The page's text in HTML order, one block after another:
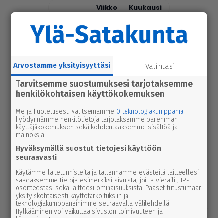
Viikko Kuukausi
uutinen6.8.2026 9.15
Seu­ra­kun­ta­ko­din ala­ker­rassa vesi­va­
tel­lään par­hail­laan uusiksi
uutinen6.8.2026 2.55
Elisa parantaa 5g-yhteyksiä Karviassa
ja Par­ka­nossa – seuraavan suku­pol­
ven tekniikka kolkuttaa jo ovella
uutinen5.8.2026 12.00
Pääl­lys­tys­työt hidas­ta­vat lii­ken­nettä
3-tiellä Ikaa­lis­ten suunnalla – syys­
kuussa uutta pintaa Kui­vas­jär­ven
suunnalle
Arvostamme yksityisyyttäsi Valintasi
Tarvitsemme suostumuksesi tarjotaksemme
henkilökohtaisen käyttökokemuksen
Me ja huolellisesti valitsemamme 0 teknologiakumppania
hyödynnämme henkilötietoja tarjotaksemme paremman
käyttäjäkokemuksen sekä kohdentaaksemme sisältöä ja
mainoksia.
Hyväksymällä suostut tietojesi käyttöön
seuraavasti
Käytämme laitetunnisteita ja tallennamme evästeitä laitteellesi
saadaksemme tietoja esimerkiksi sivuista, joilla vierailit, IP-
osoitteestasi sekä laitteesi ominaisuuksista. Pääset tutustumaan
yksityiskohtaisesti käyttötarkoituksiin ja
teknologiakumppaneihimme seuraavalla välilehdellä.
Hylkääminen voi vaikuttaa sivuston toimivuuteen ja